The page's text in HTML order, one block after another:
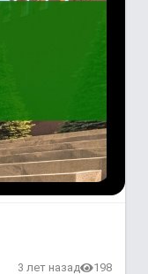
3 лет назад 198